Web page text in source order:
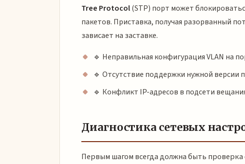
Tree Protocol(STP) порт может
пакетов. Приставка, получая разорванный
зависает на заставке.
🔹 Неправильная конфигурация VLAN на
🔹 Отсутствие поддержки нужной версии
🔹 Конфликт IP-адресов в подсети
Диагностика сетевых
Первым шагом всегда должна быть проверка